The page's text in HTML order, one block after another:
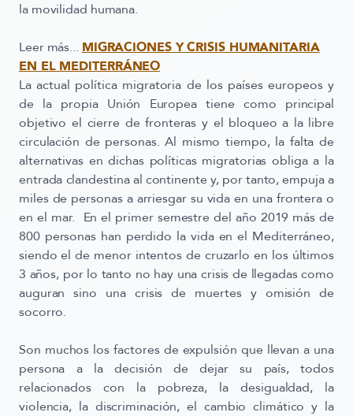
la movilidad humana.
Leer más... MIGRACIONES Y CRISIS HUMANITARIA
EN EL MEDITERRÁNEO
La actual política migratoria de los países europeos y
de la propia Unión Europea tiene como principal
objetivo el cierre de fronteras y el bloqueo a la libre
circulación de personas. Al mismo tiempo, la falta de
alternativas en dichas políticas migratorias obliga a la
entrada clandestina al continente y, por tanto, empuja a
miles de personas a arriesgar su vida en una frontera o
en el mar. En el primer semestre del año 2019 más de
800 personas han perdido la vida en el Mediterráneo,
siendo el de menor intentos de cruzarlo en los últimos
3 años, por lo tanto no hay una crisis de llegadas como
auguran sino una crisis de muertes y omisión de
socorro.
Son muchos los factores de expulsión que llevan a una
persona a la decisión de dejar su país, todos
relacionados con la pobreza, la desigualdad, la
violencia, la discriminación, el cambio climático y la